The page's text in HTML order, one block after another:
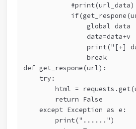
            #print(url_data)
                global data
                data=data+v
print("[+]
                break
def get_respone(url):
    try:
html =
        return False
    except Exception as e:
        print("......")